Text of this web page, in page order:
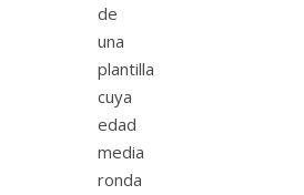
de
una
plantilla
cuya
edad
media
ronda